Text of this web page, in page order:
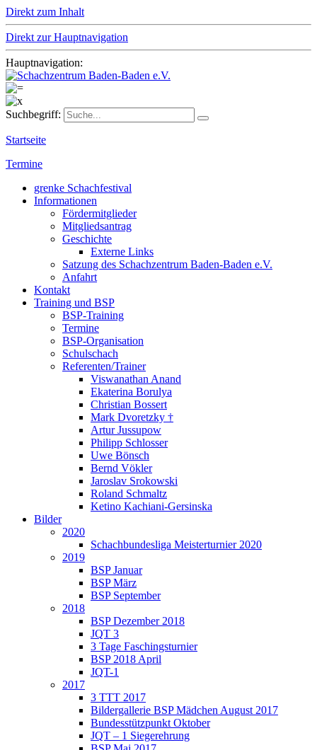
Direkt zum Inhalt
Direkt zur Hauptnavigation
Hauptnavigation:
Suchbegriff:
Startseite
Termine
grenke Schachfestival
Informationen
Fördermitglieder
Mitgliedsantrag
Geschichte
Externe Links
Satzung des Schachzentrum Baden-Baden e.V.
Anfahrt
Kontakt
Training und BSP
BSP-Training
Termine
BSP-Organisation
Schulschach
Referenten/Trainer
Viswanathan Anand
Ekaterina Borulya
Christian Bossert
Mark Dvoretzky †
Artur Jussupow
Philipp Schlosser
Uwe Bönsch
Bernd Vökler
Jaroslav Srokowski
Roland Schmaltz
Ketino Kachiani-Gersinska
Bilder
2020
Schachbundesliga Meisterturnier 2020
2019
BSP Januar
BSP März
BSP September
2018
BSP Dezember 2018
JQT 3
3 Tage Faschingsturnier
BSP 2018 April
JQT-1
2017
3 TTT 2017
Bildergallerie BSP Mädchen August 2017
Bundesstützpunkt Oktober
JQT – 1 Siegerehrung